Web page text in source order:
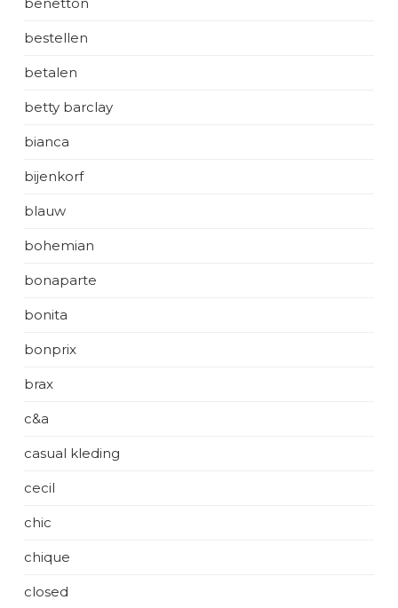
bestellen
betalen
betty barclay
bianca
bijenkorf
blauw
bohemian
bonaparte
bonita
bonprix
brax
c&a
casual kleding
cecil
chic
chique
closed